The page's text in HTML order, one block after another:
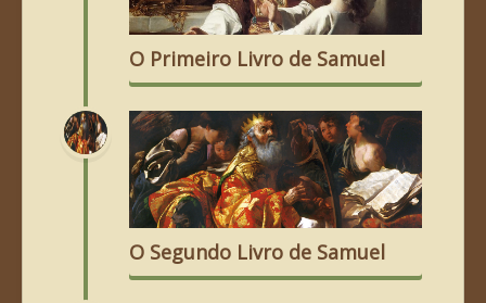
O Primeiro Livro de Samuel
O Segundo Livro de Samuel